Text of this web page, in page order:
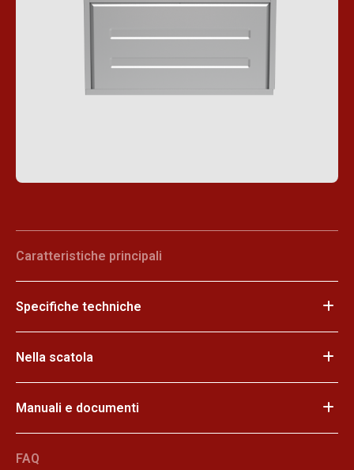
Caratteristiche principali
Specifiche techniche
Nella scatola
Manuali e documenti
FAQ